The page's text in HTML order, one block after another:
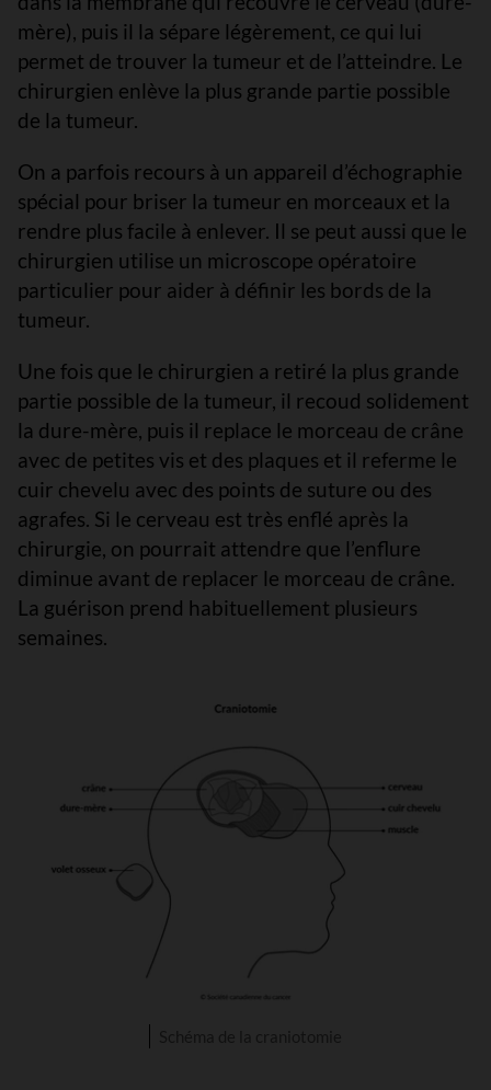
mère), puis il la sépare légèrement, ce qui lui
permet de trouver la tumeur et de l’atteindre. Le
chirurgien enlève la plus grande partie possible
de la tumeur.
On a parfois recours à un appareil d’échographie
spécial pour briser la tumeur en morceaux et la
rendre plus facile à enlever. Il se peut aussi que le
chirurgien utilise un microscope opératoire
particulier pour aider à définir les bords de la
tumeur.
Une fois que le chirurgien a retiré la plus grande
partie possible de la tumeur, il recoud solidement
la dure-mère, puis il replace le morceau de crâne
avec de petites vis et des plaques et il referme le
cuir chevelu avec des points de suture ou des
agrafes. Si le cerveau est très enflé après la
chirurgie, on pourrait attendre que l’enflure
diminue avant de replacer le morceau de crâne.
La guérison prend habituellement plusieurs
semaines.